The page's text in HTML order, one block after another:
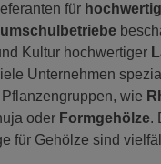
für
Kultur hochwertiger
Unternehmen
wie
oder Formgehölze.
für Gehölze sind